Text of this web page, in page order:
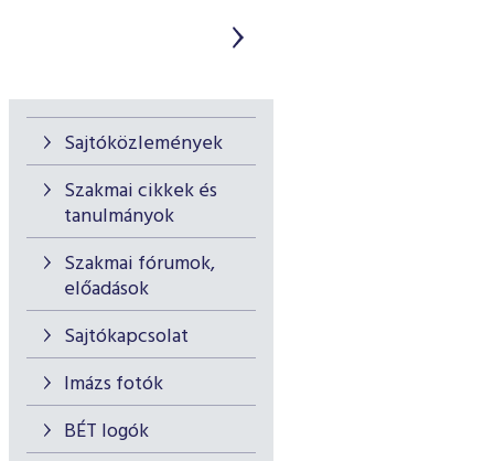
Sajtóközlemények
Szakmai cikkek és
tanulmányok
Szakmai fórumok,
előadások
Sajtókapcsolat
Imázs fotók
BÉT logók